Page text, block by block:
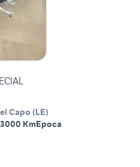
Capo (LE)
3000 KmEpoca